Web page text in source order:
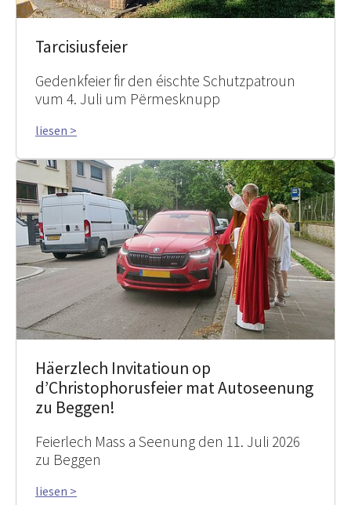
Tarcisiusfeier
Gedenkfeier fir den éischte Schutzpatroun
vum 4. Juli um Përmesknupp
liesen >
Häerzlech Invitatioun op
d’Christophorusfeier mat Autoseenung
zu Beggen!
Feierlech Mass a Seenung den 11. Juli 2026
zu Beggen
liesen >